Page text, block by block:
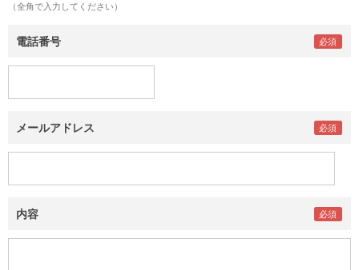
（全角で入力してください）
電話番号
メールアドレス
内容